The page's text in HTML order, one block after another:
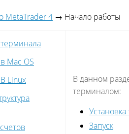
MetaTrader 4 → Начало работы
Mac OS
Linux
В данном
терминалом:
Запуск